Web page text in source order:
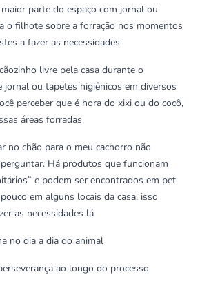
parte do espaço com jornal ou
o filhote sobre a forração nos momentos
a fazer as necessidades
livre pela casa durante o
jornal ou tapetes higiênicos em diversos
perceber que é hora do xixi ou do cocô,
áreas forradas
no chão para o meu cachorro não
perguntar. Há produtos que funcionam
e podem ser encontrados em pet
em alguns locais da casa, isso
as necessidades lá
no dia a dia do animal
ao longo do processo